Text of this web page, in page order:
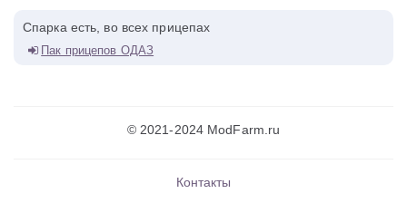
Спарка есть, во всех прицепах
Пак прицепов ОДАЗ
© 2021-2024 ModFarm.ru
Контакты